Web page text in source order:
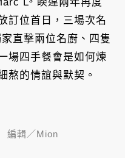
訂位首日，三場次名
直擊兩位名廚、四隻
場四手餐會是如何煉
熬的情誼與默契。
編輯／Mion